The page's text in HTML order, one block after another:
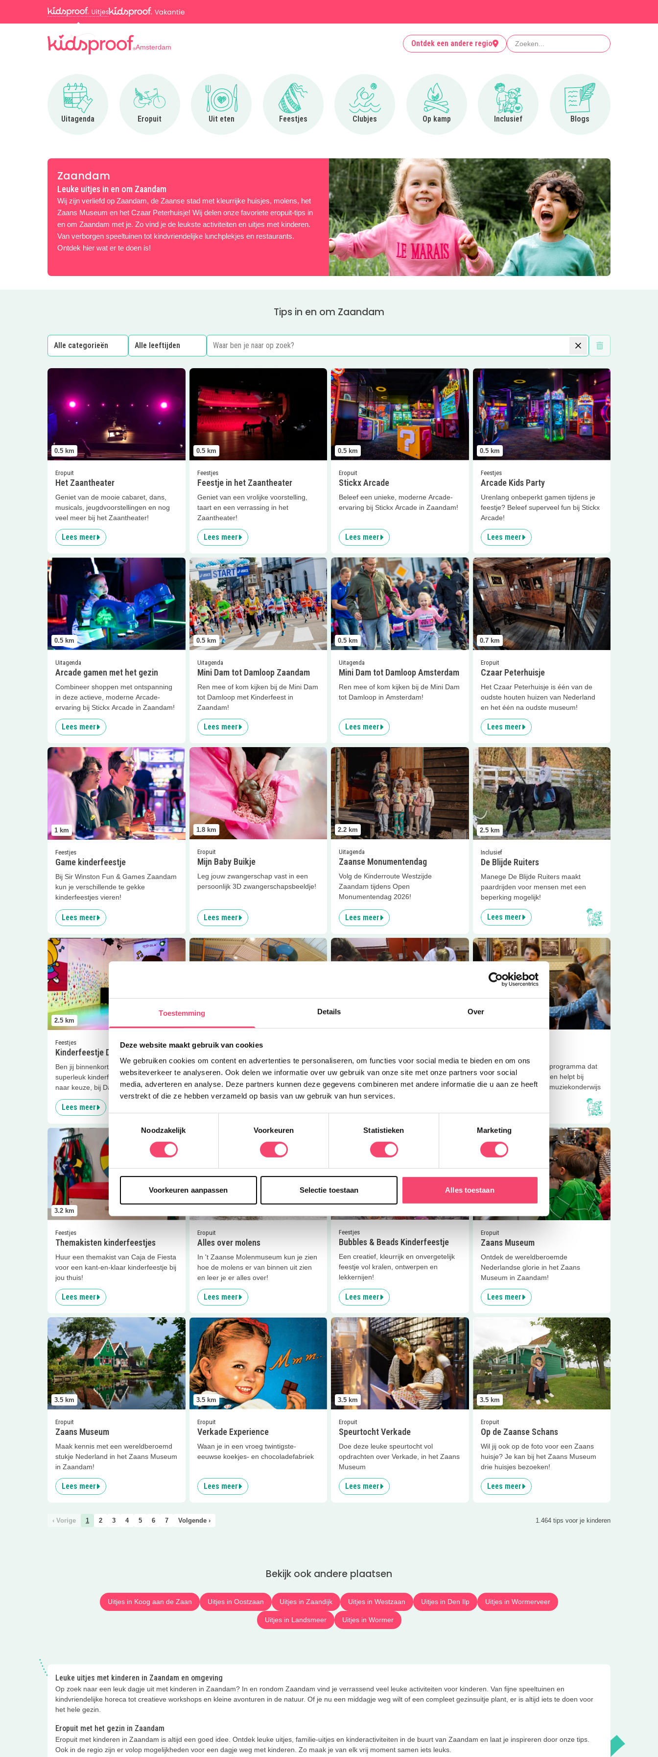
Toestemming Details Over
Deze website maakt gebruik van cookies
We gebruiken cookies om content en advertenties te personaliseren, om functies voor social media te bieden en om ons
websiteverkeer te analyseren. Ook delen we informatie over uw gebruik van onze site met onze partners voor social
media, adverteren en analyse. Deze partners kunnen deze gegevens combineren met andere informatie die u aan ze heeft
verstrekt of die ze hebben verzameld op basis van uw gebruik van hun services.
Noodzakelijk
Voorkeuren Statistieken Marketing
Voorkeuren aanpassen Selectie toestaan Alles toestaan
Amsterdam Ontdek een andere regio Zoeken
Uitagenda
Ga naar Uitagenda
Eropuit
Ga naar Eropuit
Uit eten
Ga naar Uit eten
Feestjes
Ga naar Feestjes
Clubjes
Ga naar Clubjes
Op kamp
Ga naar Op kamp
Inclusief
Ga naar Inclusief
Blogs
Ga naar Blogs
Zaandam
Leuke uitjes in en om Zaandam
Wij zijn verliefd op Zaandam, de Zaanse stad met kleurrijke huisjes, molens, het
Zaans Museum en het Czaar Peterhuisje! Wij delen onze favoriete eropuit-tips in
en om Zaandam met je. Zo vind je de leukste activiteiten en uitjes met kinderen.
Van verborgen speeltuinen tot kindvriendelijke lunchplekjes en restaurants.
Ontdek hier wat er te doen is!
Tips in en om Zaandam
Wis filters
0.5 km
Eropuit
Het Zaantheater
Geniet van de mooie cabaret, dans,
musicals, jeugdvoorstellingen en nog
veel meer bij het Zaantheater!
Lees meer
Lees meer
0.5 km
Feestjes
Feestje in het Zaantheater
Geniet van een vrolijke voorstelling,
taart en een verrassing in het
Zaantheater!
Lees meer
Lees meer
0.5 km
Eropuit
Stickx Arcade
Beleef een unieke, moderne Arcade-
ervaring bij Stickx Arcade in Zaandam!
Lees meer
Lees meer Stickx Arcade
0.5 km
Feestjes
Arcade Kids Party
Urenlang onbeperkt gamen tijdens je
feestje? Beleef superveel fun bij Stickx
Arcade!
Lees meer
Lees meer Arcade Kids Party
0.5 km
Uitagenda
Arcade gamen met het gezin
Combineer shoppen met ontspanning
in deze actieve, moderne Arcade-
ervaring bij Stickx Arcade in Zaandam!
Lees meer
Lees meer Arcade gamen met het gezin
0.5 km
Uitagenda
Mini Dam tot Damloop Zaandam
Ren mee of kom kijken bij de Mini Dam
tot Damloop met Kinderfeest in
Zaandam!
Lees meer
Lees meer Mini Dam tot Damloop Zaandam
0.5 km
Uitagenda
Mini Dam tot Damloop Amsterdam
Ren mee of kom kijken bij de Mini Dam
tot Damloop in Amsterdam!
Lees meer
Lees meer Mini Dam tot Damloop Amsterdam
0.7 km
Eropuit
Czaar Peterhuisje
Het Czaar Peterhuisje is één van de
oudste houten huizen van Nederland
en het één na oudste museum!
Lees meer
Lees meer Czaar Peterhuisje
1 km
Feestjes
Game kinderfeestje
Bij Sir Winston Fun & Games Zaandam
kun je verschillende te gekke
kinderfeestjes vieren!
Lees meer
Lees meer Game kinderfeestje
1.8 km
Eropuit
Mijn Baby Buikje
Leg jouw zwangerschap vast in een
persoonlijk 3D zwangerschapsbeeldje!
Lees meer
Lees meer Mijn Baby Buikje
2.2 km
Uitagenda
Zaanse Monumentendag
Volg de Kinderroute Westzijde
Zaandam tijdens Open
Monumentendag 2026!
Lees meer
Lees meer Zaanse Monumentendag
2.5 km
Inclusief
De Blijde Ruiters
Manege De Blijde Ruiters maakt
paardrijden voor mensen met een
beperking mogelijk!
Lees meer
Lees meer De Blijde Ruiters
2.5 km
Feestjes
Kinderfeestje Darteldome
Ben jij binnenkort jarig? Vier een
superleuk kinderfeestje in een thema
naar keuze, bij Darteldome!
Lees meer
Lees meer Kinderfeestje Darteldome
Eropuit
Kom lekker spelen, klauteren, glijden of
een feestje vieren bij de
indoorspeeltuin Darteldome!
Lees meer Darteldome
HEMLAB: het leukste jeugdlab in de
Zaanstreek waar je zelf proefjes kunt
doen!
Lees meer HEMLAB - Jeugdlab Zaanstad
Connect2music is het programma dat
blinden en slechtzienden helpt bij
muziekbeoefening en muziekonderwijs
Lees meer Connect2Music
3.2 km
Feestjes
Themakisten kinderfeestjes
Huur een themakist van Caja de Fiesta
voor een kant-en-klaar kinderfeestje bij
jou thuis!
Lees meer
Lees meer Themakisten kinderfeestjes
Eropuit
Alles over molens
In 't Zaanse Molenmuseum kun je zien
hoe de molens er van binnen uit zien
en leer je er alles over!
Lees meer
Alles over molens
Feestjes
Bubbles & Beads Kinderfeestje
Een creatief, kleurrijk en onvergetelijk
feestje vol kralen, ontwerpen en
lekkernijen!
Lees meer
Lees meer Bubbles &amp; Beads Kinderfeestje
Eropuit
Zaans Museum
Ontdek de wereldberoemde
Nederlandse glorie in het Zaans
Museum in Zaandam!
Lees meer
Lees meer Zaans Museum
3.5 km
Eropuit
Zaans Museum
Maak kennis met een wereldberoemd
stukje Nederland in het Zaans Museum
in Zaandam!
Lees meer
Lees meer Zaans Museum
3.5 km
Eropuit
Verkade Experience
Waan je in een vroeg twintigste-
eeuwse koekjes- en chocoladefabriek
Lees meer
Lees meer Verkade Experience
3.5 km
Eropuit
Speurtocht Verkade
Doe deze leuke speurtocht vol
opdrachten over Verkade, in het Zaans
Museum
Lees meer
Lees meer Speurtocht Verkade
3.5 km
Eropuit
Op de Zaanse Schans
Wil jij ook op de foto voor een Zaans
huisje? Je kan bij het Zaans Museum
drie huisjes bezoeken!
Lees meer
Op de Zaanse Schans
‹ Vorige 1 2 3 4 5 6 7 Volgende › 1.464 tips voor je kinderen
Bekijk ook andere plaatsen
Uitjes in Koog aan de Zaan Uitjes in Oostzaan Uitjes in Zaandijk Uitjes in Westzaan Uitjes in Den Ilp Uitjes in Wormerveer
Uitjes in Landsmeer Uitjes in Wormer
Leuke uitjes met kinderen in Zaandam en omgeving
Op zoek naar een leuk dagje uit met kinderen in Zaandam? In en rondom Zaandam vind je verrassend veel leuke activiteiten voor kinderen. Van fijne speeltuinen en
kindvriendelijke horeca tot creatieve workshops en kleine avonturen in de natuur. Of je nu een middagje weg wilt of een compleet gezinsuitje plant, er is altijd iets te doen voor
het hele gezin.
Eropuit met het gezin in Zaandam
Eropuit met kinderen in Zaandam is altijd een goed idee. Ontdek leuke uitjes, familie-uitjes en kinderactiviteiten in de buurt van Zaandam en laat je inspireren door onze tips.
Ook in de regio zijn er volop mogelijkheden voor een dagje weg met kinderen. Zo maak je van elk vrij moment samen iets leuks.
Sluiten
Kasteel de Haar!
Ja, ik wil winnen!